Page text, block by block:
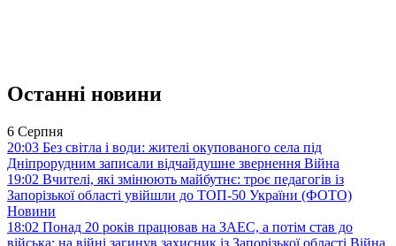
Останні новини
6 Серпня
20:03 Без світла і води: жителі окупованого села під
Дніпрорудним записали відчайдушне звернення Війна
19:02 Вчителі, які змінюють майбутнє: троє педагогів із
Запорізької області увійшли до ТОП-50 України (ФОТО)
Новини
18:02 Понад 20 років працював на ЗАЕС, а потім став до
війська: на війні загинув захисник із Запорізької області Війна